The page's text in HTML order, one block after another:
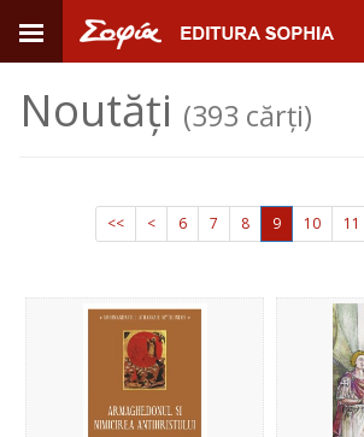
Noutăți (393 cărți)
<< < 6 7 8 9 10 11